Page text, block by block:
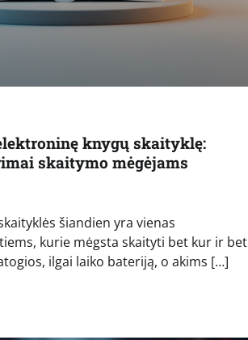
knygų skaityklę:
skaitymo mėgėjams
šiandien yra vienas
kurie mėgsta skaityti bet kur ir bet
ilgai laiko bateriją, o akims […]